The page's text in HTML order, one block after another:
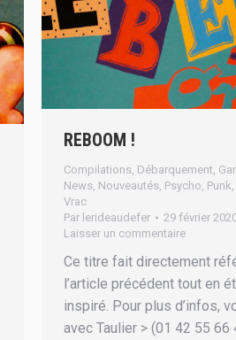
REBOOM !
Compilations Débarquement
News Nouveautés Psycho Punk
Vrac
Par lerideaudefer
29 février
Laisser un commentaire
Ce titre fait directement
l’article précédent tout en
inspiré. Pour plus d’infos,
avec Taulier > (01 42 55 66